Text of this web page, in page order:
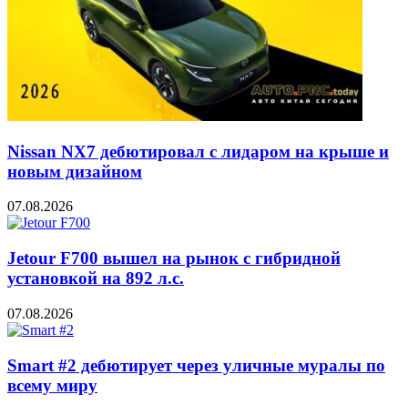
Nissan NX7 дебютировал с лидаром на крыше и
новым дизайном
07.08.2026
Jetour F700 вышел на рынок с гибридной
установкой на 892 л.с.
07.08.2026
Smart #2 дебютирует через уличные муралы по
всему миру